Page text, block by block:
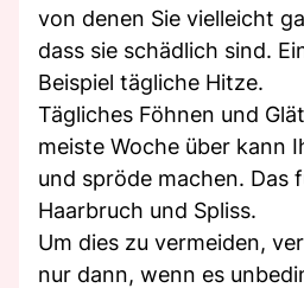
von denen Sie vielleicht
dass sie schädlich sind.
Beispiel tägliche Hitze.
Tägliches Föhnen und
meiste Woche über kann
und spröde machen. Das
Haarbruch und Spliss.
Um dies zu vermeiden,
nur dann, wenn es